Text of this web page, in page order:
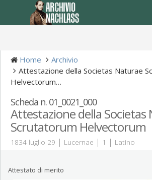
Home
Archivio
Attestazione della Societas Naturae
Helvectorum…
Scheda n. 01_0021_000
Attestazione della Societas
Scrutatorum Helvectorum
1834 luglio 29 | Lucernae | 1 | Latino
Attestato di merito